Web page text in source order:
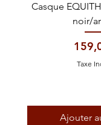
Casque
noir/
Prix
Taxe
Ajouter